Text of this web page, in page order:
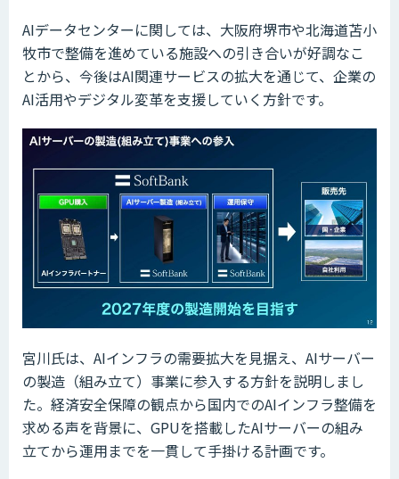
AIデータセンターに関しては、大阪府堺市や北海道苫小
牧市で整備を進めている施設への引き合いが好調なこ
とから、今後はAI関連サービスの拡大を通じて、企業の
AI活用やデジタル変革を支援していく方針です。
宮川氏は、AIインフラの需要拡大を見据え、AIサーバー
の製造（組み立て）事業に参入する方針を説明しまし
た。経済安全保障の観点から国内でのAIインフラ整備を
求める声を背景に、GPUを搭載したAIサーバーの組み
立てから運用までを一貫して手掛ける計画です。